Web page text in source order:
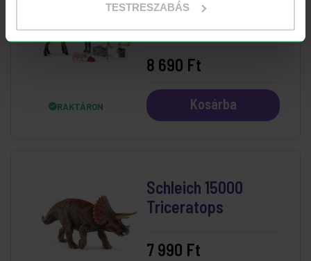
TESTRESZABÁS
RAKTÁRON
Kancánál és
Csikójánál
8 690 Ft
Kosárba
Schleich 15000
Triceratops
7 990 Ft